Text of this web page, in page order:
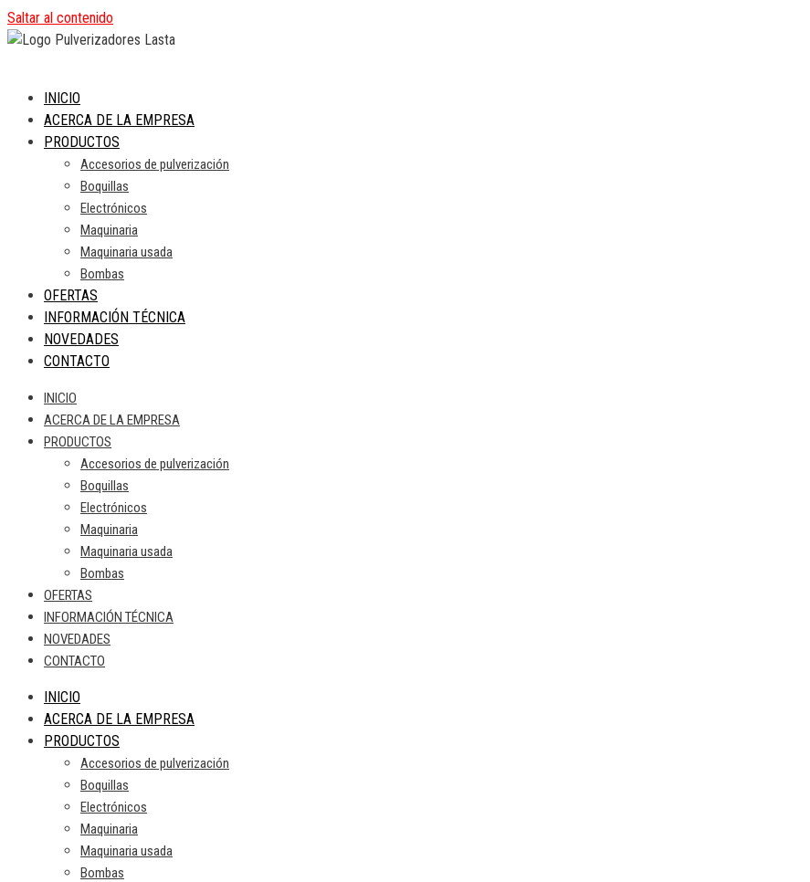
Saltar al contenido
INICIO
ACERCA DE LA EMPRESA
PRODUCTOS
Accesorios de pulverización
Boquillas
Electrónicos
Maquinaria
Maquinaria usada
Bombas
OFERTAS
INFORMACIÓN TÉCNICA
NOVEDADES
CONTACTO
INICIO
ACERCA DE LA EMPRESA
PRODUCTOS
Accesorios de pulverización
Boquillas
Electrónicos
Maquinaria
Maquinaria usada
Bombas
OFERTAS
INFORMACIÓN TÉCNICA
NOVEDADES
CONTACTO
INICIO
ACERCA DE LA EMPRESA
PRODUCTOS
Accesorios de pulverización
Boquillas
Electrónicos
Maquinaria
Maquinaria usada
Bombas